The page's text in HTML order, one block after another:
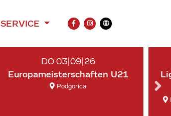
SERVICE
FACEBOOK
INSTAGRAM
Übersetzung
DO 03|09|26
Europameisterschaften U21
Podgorica